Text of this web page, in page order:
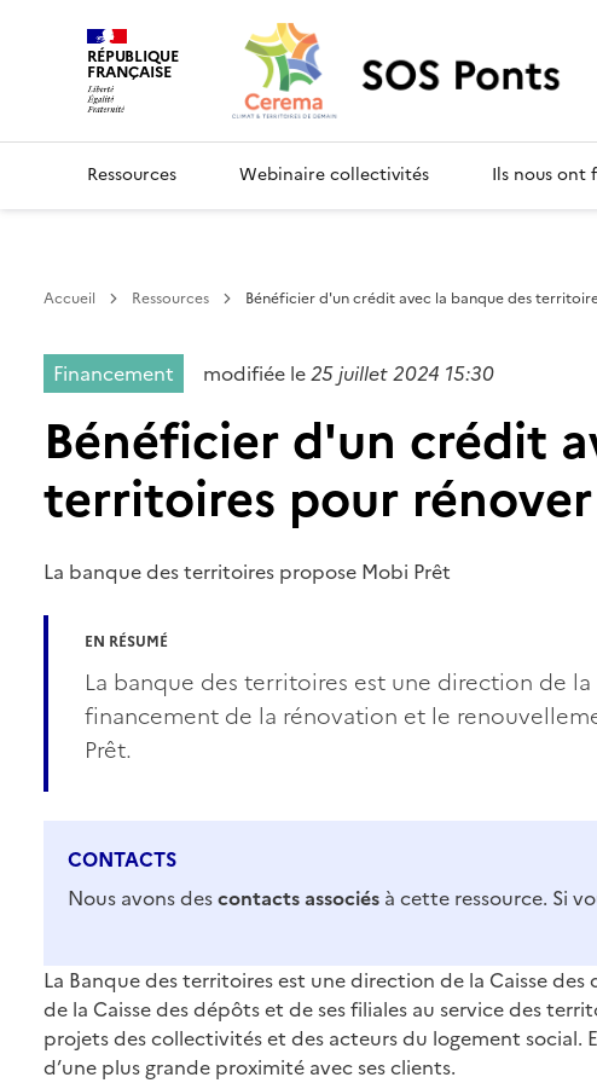
SOS Ponts
RÉPUBLIQUE
FRANÇAISE
Ressources Webinaire collectivités Ils nous ont
Accueil Ressources Bénéficier d'un crédit avec la banque des
Financement modifiée le25 juillet 2024 15:30
Bénéficier d'un crédit
territoires pour
La banque des territoires propose Mobi Prêt
EN RÉSUMÉ
La banque des territoires est une direction de
financement de la rénovation et le
Prêt.
CONTACTS
Nous avons descontacts associés à cette ressource. Si
La Banque des territoires est une direction de la Caisse
de la Caisse des dépôts et de ses filiales au service des
projets des collectivités et des acteurs du logement
d’une plus grande proximité avec ses clients.